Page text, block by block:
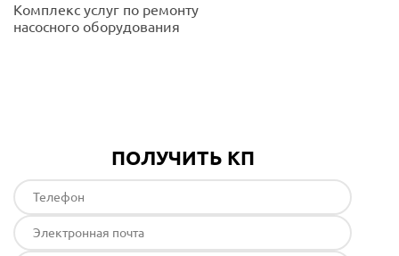
Комплекс услуг по ремонту
насосного оборудования
ПОЛУЧИТЬ КП